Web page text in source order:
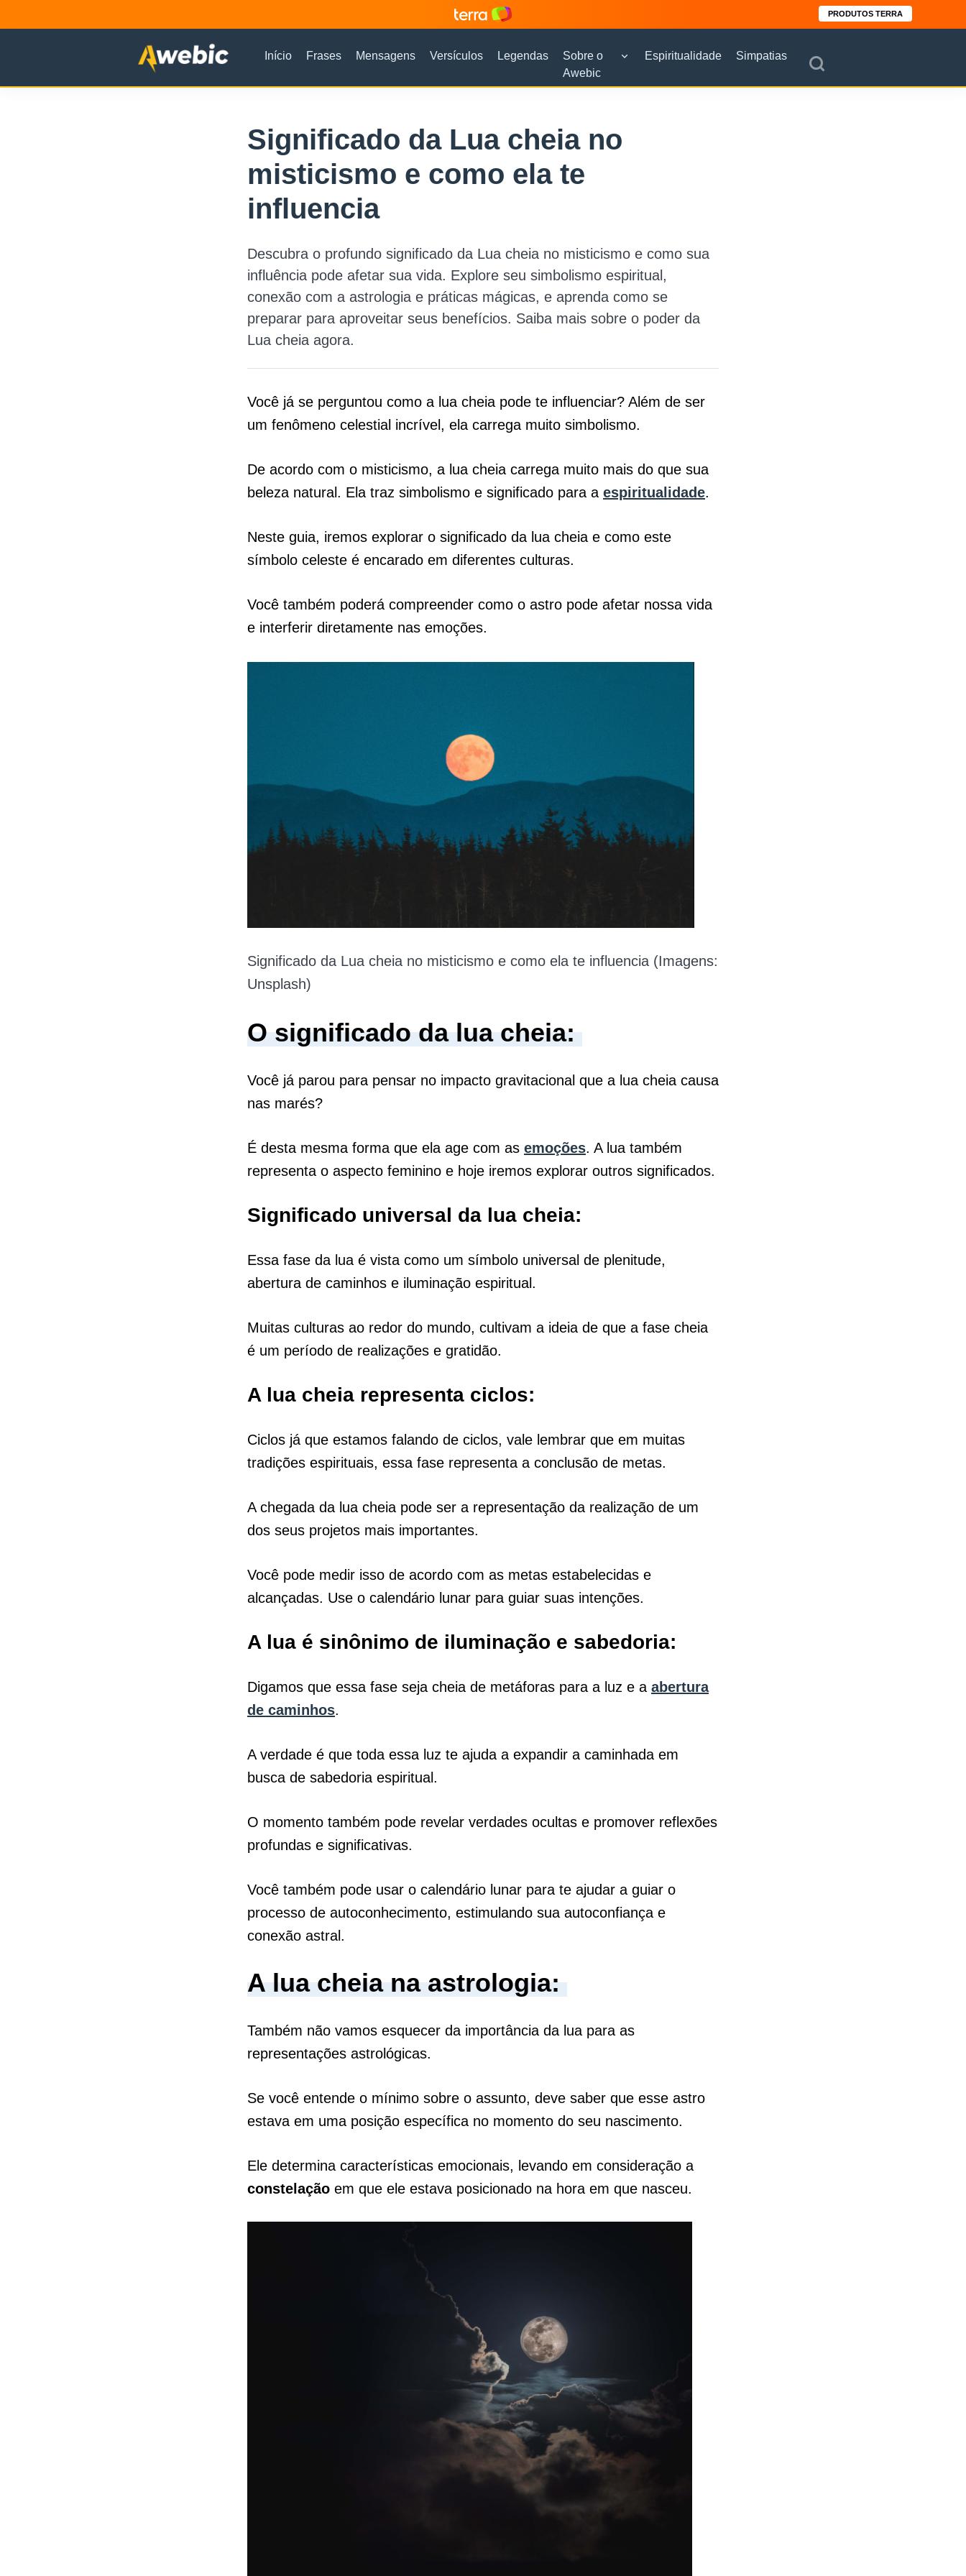
PRODUTOS TERRA
Início Frases Mensagens Versículos Legendas
Sobre o
Awebic
Espiritualidade Simpatias
Significado da Lua cheia no
misticismo e como ela te
influencia
Descubra o profundo significado da Lua cheia no misticismo e como sua
influência pode afetar sua vida. Explore seu simbolismo espiritual,
conexão com a astrologia e práticas mágicas, e aprenda como se
preparar para aproveitar seus benefícios. Saiba mais sobre o poder da
Lua cheia agora.
Você já se perguntou como a lua cheia pode te influenciar? Além de ser
um fenômeno celestial incrível, ela carrega muito simbolismo.
De acordo com o misticismo, a lua cheia carrega muito mais do que sua
beleza natural. Ela traz simbolismo e significado para a espiritualidade.
Neste guia, iremos explorar o significado da lua cheia e como este
símbolo celeste é encarado em diferentes culturas.
Você também poderá compreender como o astro pode afetar nossa vida
e interferir diretamente nas emoções.
Significado da Lua cheia no misticismo e como ela te influencia (Imagens:
Unsplash)
O significado da lua cheia:
Você já parou para pensar no impacto gravitacional que a lua cheia causa
nas marés?
É desta mesma forma que ela age com as emoções. A lua também
representa o aspecto feminino e hoje iremos explorar outros significados.
Significado universal da lua cheia:
Essa fase da lua é vista como um símbolo universal de plenitude,
abertura de caminhos e iluminação espiritual.
Muitas culturas ao redor do mundo, cultivam a ideia de que a fase cheia
é um período de realizações e gratidão.
A lua cheia representa ciclos:
Ciclos já que estamos falando de ciclos, vale lembrar que em muitas
tradições espirituais, essa fase representa a conclusão de metas.
A chegada da lua cheia pode ser a representação da realização de um
dos seus projetos mais importantes.
Você pode medir isso de acordo com as metas estabelecidas e
alcançadas. Use o calendário lunar para guiar suas intenções.
A lua é sinônimo de iluminação e sabedoria:
Digamos que essa fase seja cheia de metáforas para a luz e a abertura
de caminhos.
A verdade é que toda essa luz te ajuda a expandir a caminhada em
busca de sabedoria espiritual.
O momento também pode revelar verdades ocultas e promover reflexões
profundas e significativas.
Você também pode usar o calendário lunar para te ajudar a guiar o
processo de autoconhecimento, estimulando sua autoconfiança e
conexão astral.
Aluacheia na astrologia:
Também não vamos esquecer da importância da lua para as
representações astrológicas.
Se você entende o mínimo sobre o assunto, deve saber que esse astro
estava em uma posição específica no momento do seu nascimento.
Ele determina características emocionais, levando em consideração a
constelação em que ele estava posicionado na hora em que nasceu.